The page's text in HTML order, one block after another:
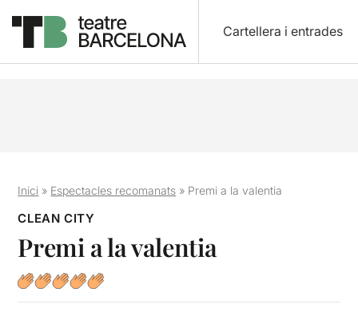
Cartellera i entrades
Inici » Espectacles recomanats » Premi a la valentia
CLEAN CITY
Premi a la valentia